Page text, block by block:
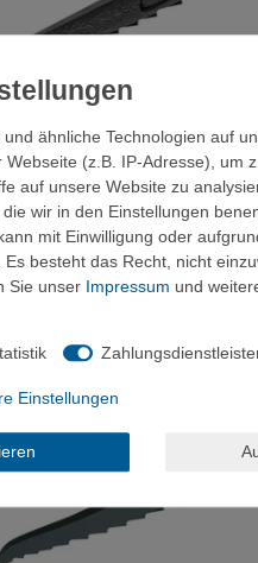
Diamond Hot Forged Natural
- Haue
50,00 €
ähnliche Technologien auf
(z.B. IP-Adresse), um
auf unsere Website zu
wir in den Einstellungen
mit Einwilligung oder
besteht das Recht, nicht
Sie unser Impressum und
Einstellungen